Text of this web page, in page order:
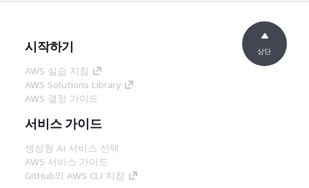
시작하기
AWS 실습 지침
AWS Solutions Library
AWS 결정 가이드
서비스 가이드
생성형 AI 서비스 선택
AWS 서비스 가이드
GitHub의 AWS CLI 지침
상단